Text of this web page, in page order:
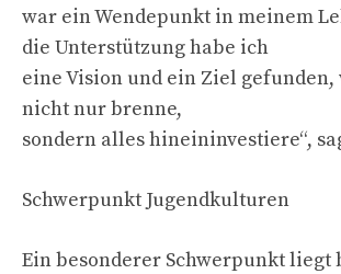
war ein Wendepunkt in meinem
die Unterstützung habe ich
eine Vision und ein Ziel
nicht nur brenne,
sondern alles hineininvestiere“,
Schwerpunkt Jugendkulturen
Ein besonderer Schwerpunkt liegt